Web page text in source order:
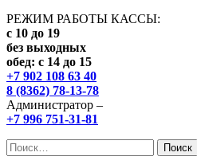
РЕЖИМ РАБОТЫ КАССЫ:
с 10 до 19
без выходных
обед: с 14 до 15
+7 902 108 63 40
8 (8362) 78-13-78
Администратор –
+7 996 751-31-81
Найти: